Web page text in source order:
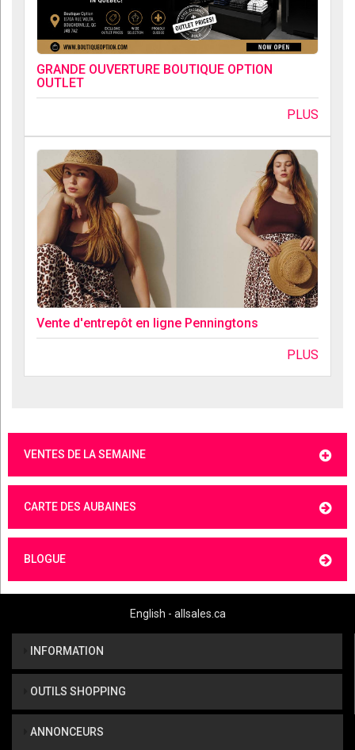
GRANDE OUVERTURE BOUTIQUE OPTION
OUTLET
PLUS
Vente d'entrepôt en ligne Penningtons
PLUS
VENTES DE LA SEMAINE
CARTE DES AUBAINES
BLOGUE
English - allsales.ca
INFORMATION
OUTILS SHOPPING
ANNONCEURS